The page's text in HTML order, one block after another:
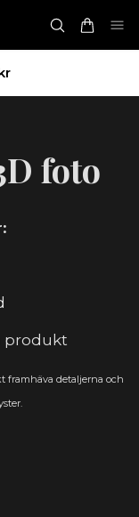
foto
produkt
framhäva detaljerna och